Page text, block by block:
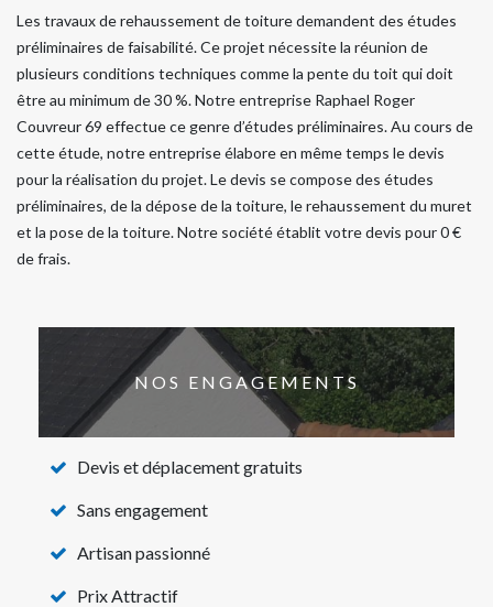
Les travaux de rehaussement de toiture demandent des études
préliminaires de faisabilité. Ce projet nécessite la réunion de
plusieurs conditions techniques comme la pente du toit qui doit
être au minimum de 30 %. Notre entreprise Raphael Roger
Couvreur 69 effectue ce genre d’études préliminaires. Au cours de
cette étude, notre entreprise élabore en même temps le devis
pour la réalisation du projet. Le devis se compose des études
préliminaires, de la dépose de la toiture, le rehaussement du muret
et la pose de la toiture. Notre société établit votre devis pour 0 €
de frais.
NOS ENGAGEMENTS
Devis et déplacement gratuits
Sans engagement
Artisan passionné
Prix Attractif